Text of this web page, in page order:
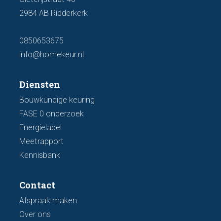
2984 AB Ridderkerk
0850653675
info@homekeur.nl
Diensten
Bouwkundige keuring
FASE 0 onderzoek
Energielabel
Meetrapport
Kennisbank
Contact
Afspraak maken
Over ons